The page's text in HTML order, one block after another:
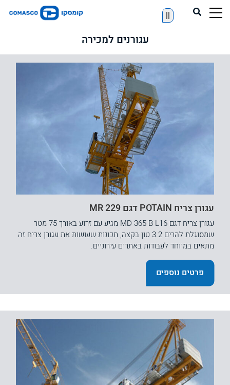
||
עגורנים למכירה
עגורן צריח POTAIN דגם MR 229
עגורן צריח דגם MD 365 B L16 מגיע עם זרוע באורך 75 מטר
שמסוגלת להרים 3.2 טון בקצה, תכונות שעושות את עגורן צריח זה
מתאים במיוחד לעבודות באתרים עירוניים.
פרטים נוספים